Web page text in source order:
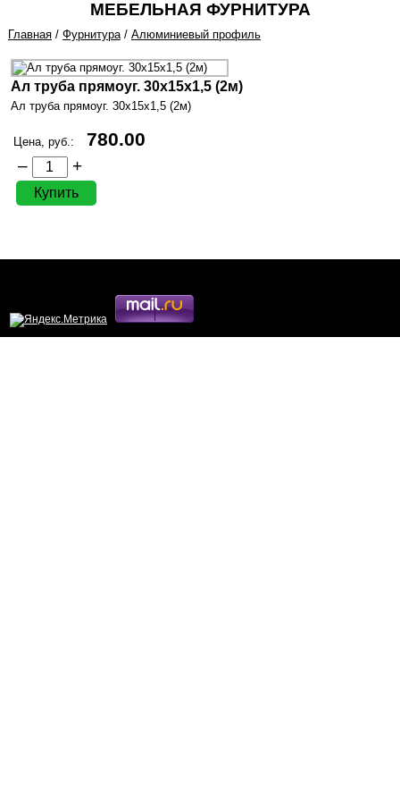
МЕБЕЛЬНАЯ ФУРНИТУРА
Главная/ Фурнитура/ Алюминиевый профиль
Ал труба прямоуг. 30х15х1,5 (2м)
Ал труба прямоуг. 30х15х1,5 (2м)
Цена, руб.: 780.00
– +